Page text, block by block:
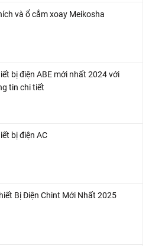
và ổ cắm xoay Meikosha
bị điện ABE mới nhất 2024 với
tin chi tiết
bị điện AC
Bị Điện Chint Mới Nhất 2025